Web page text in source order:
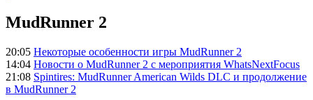
MudRunner 2
20:05 Некоторые особенности игры MudRunner 2
14:04 Новости о MudRunner 2 с мероприятия WhatsNextFocus
21:08 Spintires: MudRunner American Wilds DLC и продолжение
в MudRunner 2